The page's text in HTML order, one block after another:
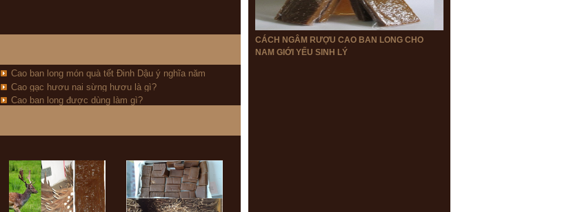
Cao ban long món quà tết Đinh Dậu ý nghĩa năm
2017Cao gạc hươu nai sừng hươu là gì?
Cao ban long được dùng làm gì?
CÁCH NGÂM RƯỢU CAO BAN LONG CHO
NAM GIỚI YẾU SINH LÝ